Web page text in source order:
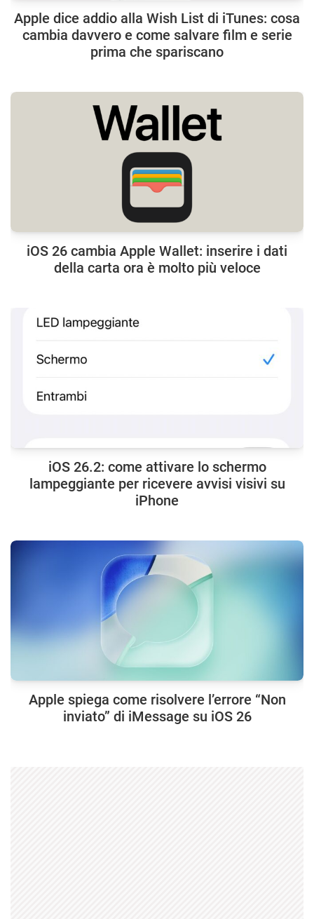
Apple dice addio alla Wish List di iTunes: cosa
cambia davvero e come salvare film e serie
prima che spariscano
iOS 26 cambia Apple Wallet: inserire i dati
della carta ora è molto più veloce
iOS 26.2: come attivare lo schermo
lampeggiante per ricevere avvisi visivi su
iPhone
Apple spiega come risolvere l’errore “Non
inviato” di iMessage su iOS 26